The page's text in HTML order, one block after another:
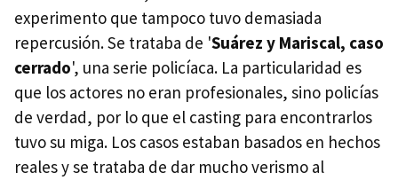
experimento que tampoco tuvo demasiada
repercusión. Se trataba de 'Suárez y Mariscal, caso
cerrado', una serie policíaca. La particularidad es
que los actores no eran profesionales, sino policías
de verdad, por lo que el casting para encontrarlos
tuvo su miga. Los casos estaban basados en hechos
reales y se trataba de dar mucho verismo al